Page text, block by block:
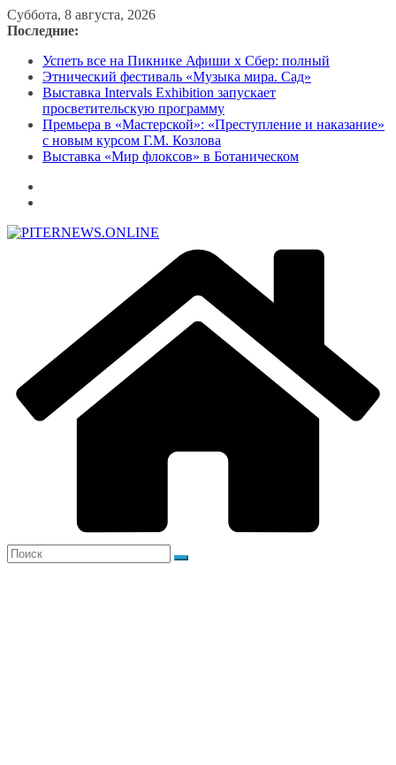
Перейти
к
Суббота, 8 августа, 2026
Последние:
Успеть все на Пикнике Афиши x Сбер: полный
Этнический фестиваль «Музыка мира. Сад»
Выставка Intervals Exhibition запускает
просветительскую программу
Премьера в «Мастерской»: «Преступление и наказание»
с новым курсом Г.М. Козлова
Выставка «Мир флоксов» в Ботаническом